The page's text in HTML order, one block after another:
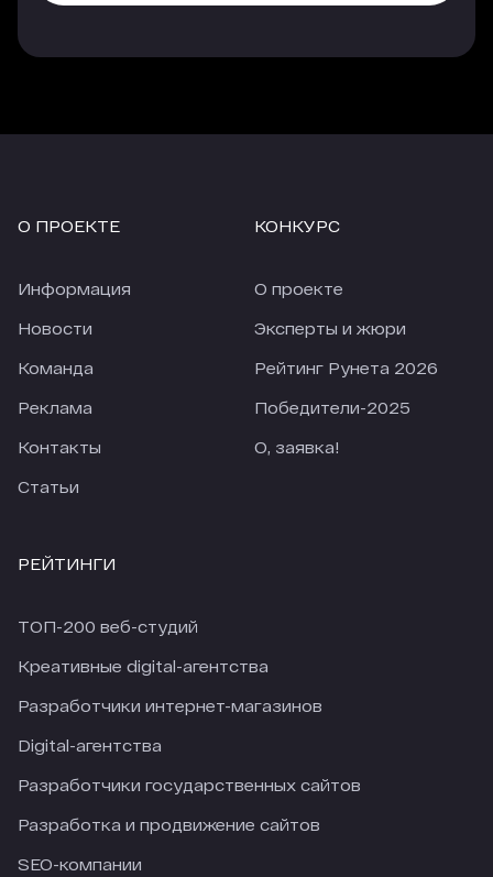
О ПРОЕКТЕ
Информация
Новости
Команда
Реклама
Контакты
Статьи
РЕЙТИНГИ
ТОП-200 веб-студий
Креативные digital-агентства
Разработчики интернет-магазинов
Digital-агентства
Разработчики государственных сайтов
Разработка и продвижение сайтов
SEO-компании
КОНКУРС
О проекте
Эксперты и жюри
Рейтинг Рунета 2026
Победители-2025
О, заявка!